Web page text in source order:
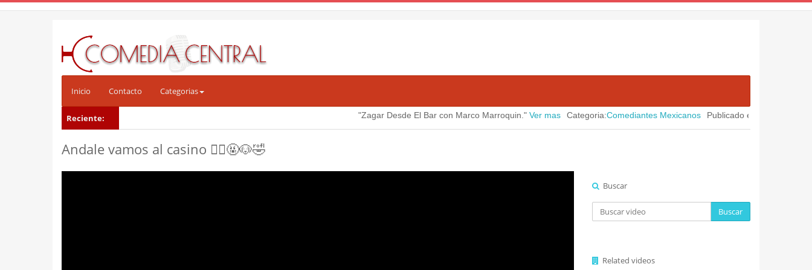
Inicio Contacto Categorias
Reciente: "Zagar Desde El Bar con Marco Marroquin." Ver mas Categoria:Comediantes Mexicanos Publicado en:August 05, 2026
Andale vamos al casino 🙅‍♀️🤬🐶🤣
Buscar
Buscar
Related videos